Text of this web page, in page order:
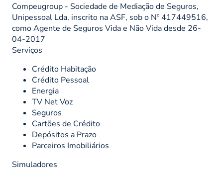
Compeugroup - Sociedade de Mediação de Seguros,
Unipessoal Lda, inscrito na ASF, sob o Nº 417449516,
como Agente de Seguros Vida e Não Vida desde 26-
04-2017
Serviços
Crédito Habitação
Crédito Pessoal
Energia
TV Net Voz
Seguros
Cartões de Crédito
Depósitos a Prazo
Parceiros Imobiliários
Simuladores